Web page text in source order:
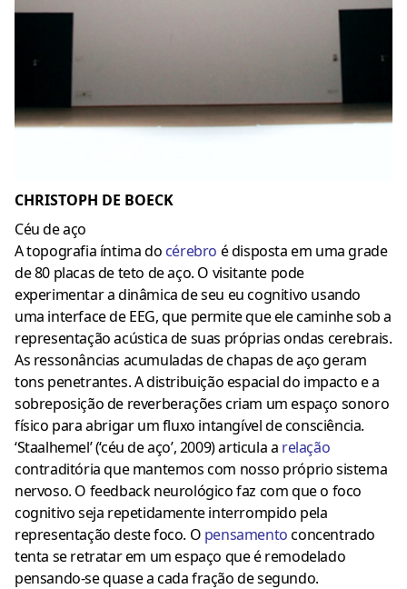
CHRISTOPH DE BOECK
Céu de aço
A topografia íntima do cérebro é disposta em uma grade
de 80 placas de teto de aço. O visitante pode
experimentar a dinâmica de seu eu cognitivo usando
uma interface de EEG, que permite que ele caminhe sob a
representação acústica de suas próprias ondas cerebrais.
As ressonâncias acumuladas de chapas de aço geram
tons penetrantes. A distribuição espacial do impacto e a
sobreposição de reverberações criam um espaço sonoro
físico para abrigar um fluxo intangível de consciência.
‘Staalhemel’ (‘céu de aço’, 2009) articula a relação
contraditória que mantemos com nosso próprio sistema
nervoso. O feedback neurológico faz com que o foco
cognitivo seja repetidamente interrompido pela
representação deste foco. O pensamentoconcentrado
tenta se retratar em um espaço que é remodelado
pensando-se quase a cada fração de segundo.